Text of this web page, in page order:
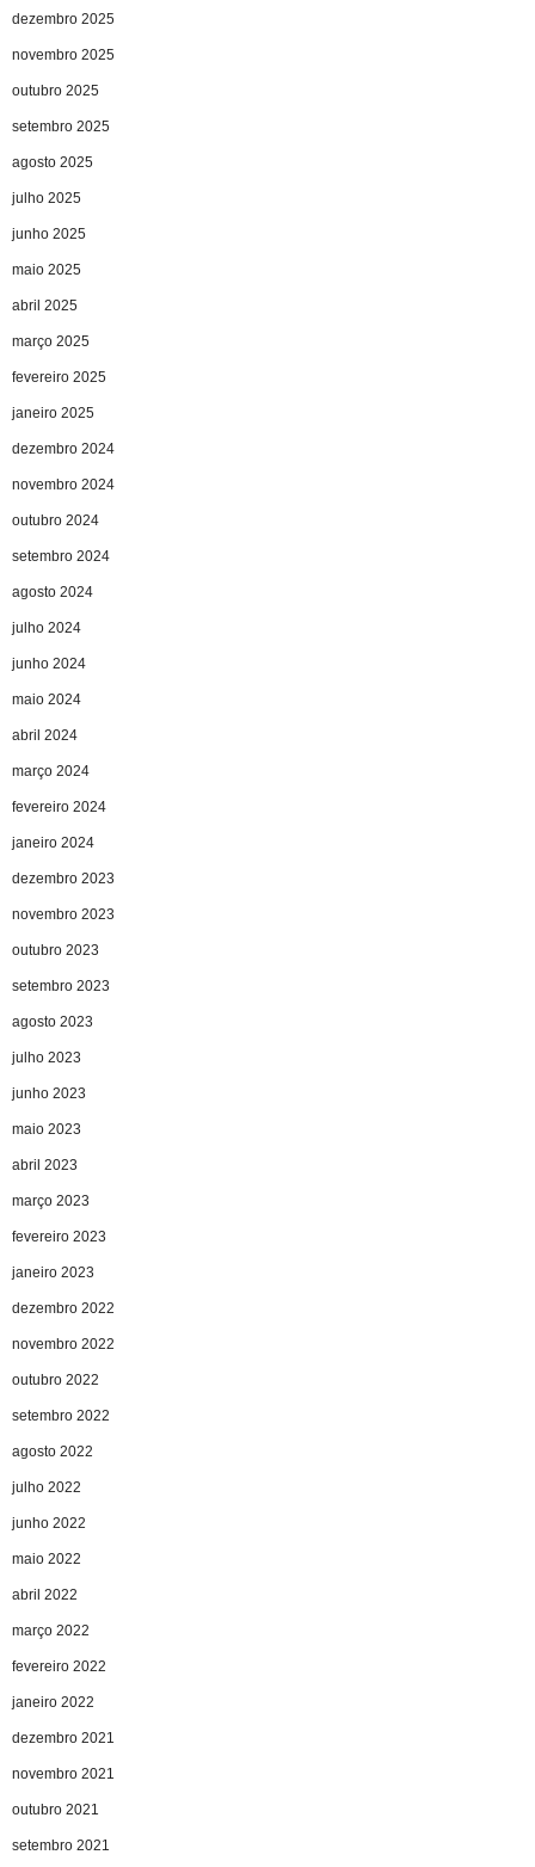
dezembro 2025
novembro 2025
outubro 2025
setembro 2025
agosto 2025
julho 2025
junho 2025
maio 2025
abril 2025
março 2025
fevereiro 2025
janeiro 2025
dezembro 2024
novembro 2024
outubro 2024
setembro 2024
agosto 2024
julho 2024
junho 2024
maio 2024
abril 2024
março 2024
fevereiro 2024
janeiro 2024
dezembro 2023
novembro 2023
outubro 2023
setembro 2023
agosto 2023
julho 2023
junho 2023
maio 2023
abril 2023
março 2023
fevereiro 2023
janeiro 2023
dezembro 2022
novembro 2022
outubro 2022
setembro 2022
agosto 2022
julho 2022
junho 2022
maio 2022
abril 2022
março 2022
fevereiro 2022
janeiro 2022
dezembro 2021
novembro 2021
outubro 2021
setembro 2021